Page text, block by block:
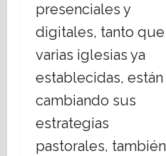
presenciales y
digitales, tanto que
varias iglesias ya
establecidas, están
cambiando sus
estrategias
pastorales, también